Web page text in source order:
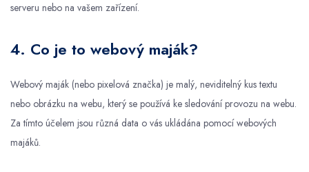
serveru nebo na vašem zařízení.
4. Co je to webový maják?
Webový maják (nebo pixelová značka) je malý, neviditelný kus textu
nebo obrázku na webu, který se používá ke sledování provozu na webu.
Za tímto účelem jsou různá data o vás ukládána pomocí webových
majáků.